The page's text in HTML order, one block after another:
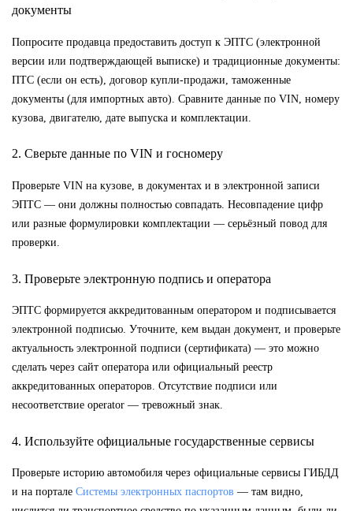
документы
Попросите продавца предоставить доступ к ЭПТС (электронной
версии или подтверждающей выписке) и традиционные документы:
ПТС (если он есть), договор купли‑продажи, таможенные
документы (для импортных авто). Сравните данные по VIN, номеру
кузова, двигателю, дате выпуска и комплектации.
2. Сверьте данные по VIN и госномеру
Проверьте VIN на кузове, в документах и в электронной записи
ЭПТС — они должны полностью совпадать. Несовпадение цифр
или разные формулировки комплектации — серьёзный повод для
проверки.
3. Проверьте электронную подпись и оператора
ЭПТС формируется аккредитованным оператором и подписывается
электронной подписью. Уточните, кем выдан документ, и проверьте
актуальность электронной подписи (сертификата) — это можно
сделать через сайт оператора или официальный реестр
аккредитованных операторов. Отсутствие подписи или
несоответствие operator — тревожный знак.
4. Используйте официальные государственные сервисы
Проверьте историю автомобиля через официальные сервисы ГИБДД
и на портале Системы электронных паспортов — там видно,